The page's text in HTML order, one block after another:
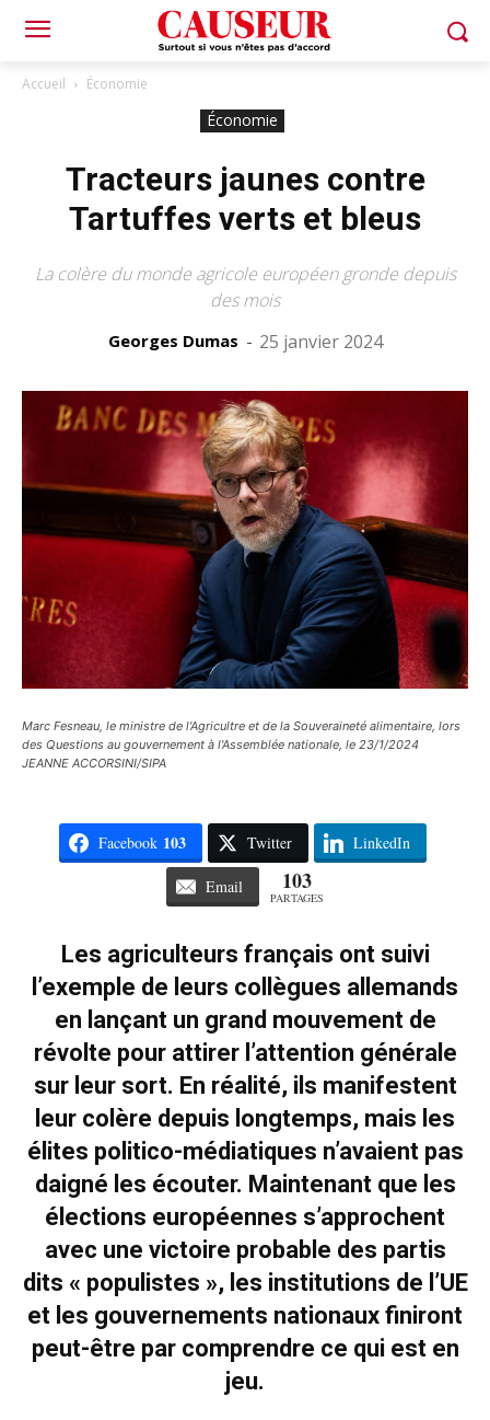
Accueil Économie
Économie
Tracteurs jaunes contre
Tartuffes verts et bleus
La colère du monde agricole européen gronde depuis
des mois
Georges Dumas - 25 janvier 2024
Marc Fesneau, le ministre de l'Agricultre et de la Souveraineté alimentaire, lors
des Questions au gouvernement à l'Assemblée nationale, le 23/1/2024
JEANNE ACCORSINI/SIPA
Facebook 103 Twitter LinkedIn
Email 103
PARTAGES
Les agriculteurs français ont suivi
l’exemple de leurs collègues allemands
en lançant un grand mouvement de
révolte pour attirer l’attention générale
sur leur sort. En réalité, ils manifestent
leur colère depuis longtemps, mais les
élites politico-médiatiques n’avaient pas
daigné les écouter. Maintenant que les
élections européennes s’approchent
avec une victoire probable des partis
dits « populistes », les institutions de l’UE
et les gouvernements nationaux finiront
peut-être par comprendre ce qui est en
jeu.